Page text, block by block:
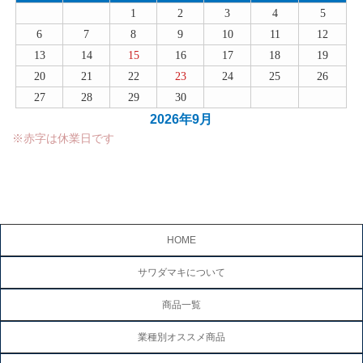
2026年9月
1
2 3 4
5
6
7 8 9 10 11
12
13
14 15 16 17 18
19
20
21 22 23 24 25
26
27
28 29 30
※赤字は休業日です
HOME
サワダマキについて
商品一覧
業種別オススメ商品